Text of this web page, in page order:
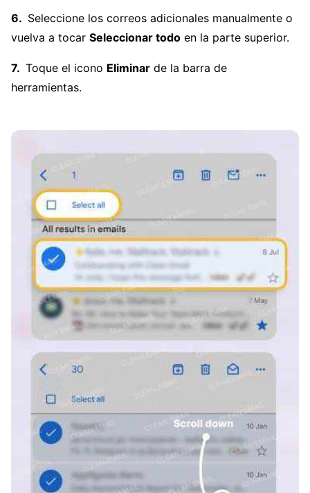
Seleccione los correos adicionales manualmente o
vuelva a tocar Seleccionar todo en la parte superior.
Toque el icono Eliminar de la barra de
herramientas.